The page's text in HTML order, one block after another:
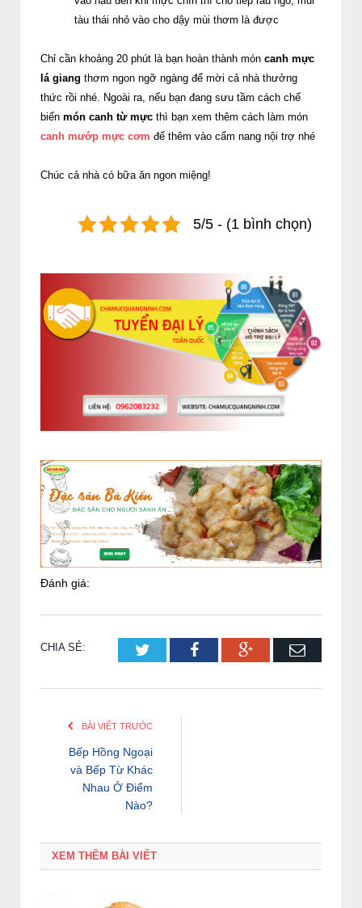
tàu thái nhỏ vào cho dậy mùi thơm là được
Chỉ cần khoảng 20 phút là bạn hoàn thành món canh mực
lá giang thơm ngon ngỡ ngàng để mời cả nhà thưởng
thức rồi nhé. Ngoài ra, nếu bạn đang sưu tầm cách chế
biến món canh từ mực thì bạn xem thêm cách làm món
canh mướp mực cơm để thêm vào cẩm nang nội trợ nhé
Chúc cả nhà có bữa ăn ngon miệng!
5/5 - (1 bình chọn)
Đánh giá:
CHIA SẺ: TwitterFacebookGoogle+Email
BÀI VIẾT TRƯỚC
Bếp Hồng Ngoại
và Bếp Từ Khác
Nhau Ở Điểm
Nào?
XEM THÊM BÀI VIẾT